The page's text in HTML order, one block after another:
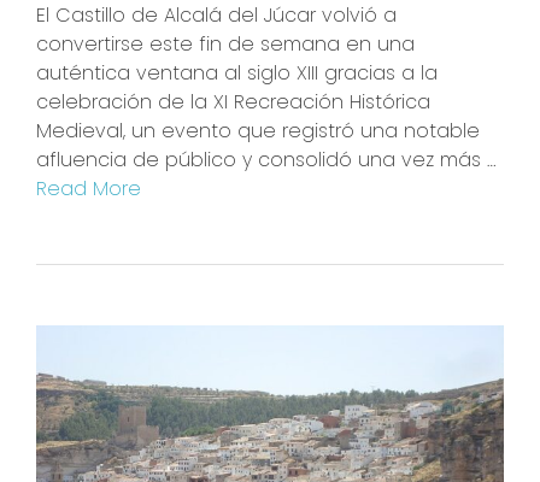
El Castillo de Alcalá del Júcar volvió a
convertirse este fin de semana en una
auténtica ventana al siglo XIII gracias a la
celebración de la XI Recreación Histórica
Medieval, un evento que registró una notable
afluencia de público y consolidó una vez más …
Read More